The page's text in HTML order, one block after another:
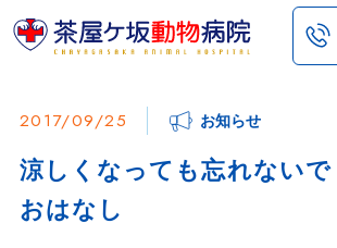
2017/09/25 お知らせ
涼しくなっても忘れないで
おはなし